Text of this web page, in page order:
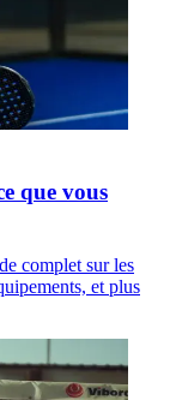
que vous
complet sur les
et plus